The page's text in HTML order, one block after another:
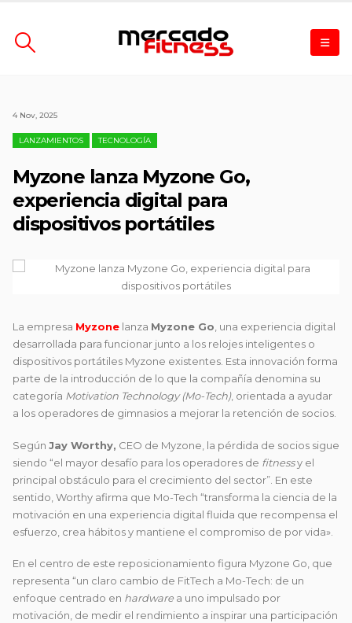
4 Nov, 2025
LANZAMIENTOS TECNOLOGÍA
Myzone lanza Myzone Go,
experiencia digital para
dispositivos portátiles
La empresa Myzone lanza Myzone Go , una experiencia digital
desarrollada para funcionar junto a los relojes inteligentes o
dispositivos portátiles Myzone existentes. Esta innovación forma
parte de la introducción de lo que la compañía denomina su
categoría Motivation Technology (Mo-Tech), orientada a ayudar
a los operadores de gimnasios a mejorar la retención de socios.
Según Jay Worthy, CEO de Myzone, la pérdida de socios sigue
siendo “el mayor desafío para los operadores de fitnessy el
principal obstáculo para el crecimiento del sector”. En este
sentido, Worthy afirma que Mo-Tech “transforma la ciencia de la
motivación en una experiencia digital fluida que recompensa el
esfuerzo, crea hábitos y mantiene el compromiso de por vida».
En el centro de este reposicionamiento figura Myzone Go, que
representa “un claro cambio de FitTech a Mo-Tech: de un
enfoque centrado en hardwarea uno impulsado por
motivación, de medir el rendimiento a inspirar una participación